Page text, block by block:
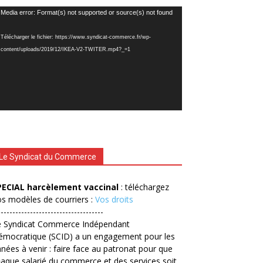
Media error: Format(s) not supported or source(s) not found
Télécharger le fichier: https://www.syndicat-commerce.fr/wp-
content/uploads/2019/12/IKEA-V2-TWITER.mp4?_=1
Le Syndicat du Commerce
harcèlement vaccinal : téléchargez
modèles de courriers : Vos droits
Syndicat Commerce Indépendant
(SCID) a un engagement pour les
à venir : faire face au patronat pour que